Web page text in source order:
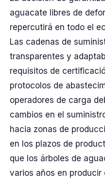
aguacate libres de
repercutirá en todo el
Las cadenas de
transparentes y
requisitos de
protocolos de
operadores de carga
cambios en el
hacia zonas de
en los plazos de
que los árboles de
varios años en producir